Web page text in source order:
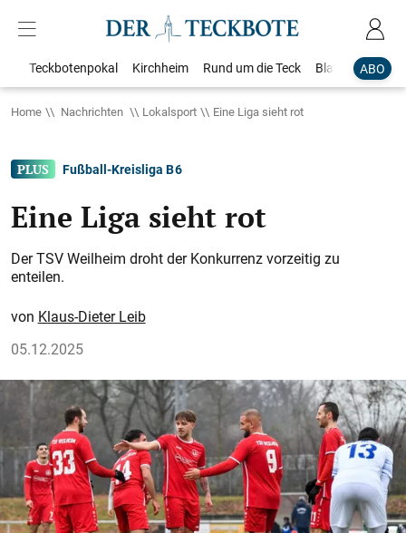
ABO
Teckbotenpokal Kirchheim Rund um die Teck Blaulicht
Home Nachrichten Lokalsport Eine Liga sieht rot
Fußball-Kreisliga B 6
Eine Liga sieht rot
Der TSV Weilheim droht der Konkurrenz vorzeitig zu
enteilen.
Klaus-Dieter Leib
05.12.2025